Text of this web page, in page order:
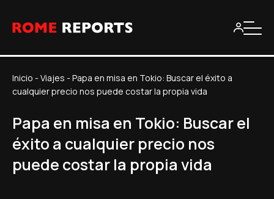
Inicio - Viajes - Papa en misa en Tokio: Buscar el éxito a
cualquier precio nos puede costar la propia vida
Papa en misa en Tokio: Buscar el
éxito a cualquier precio nos
puede costar la propia vida